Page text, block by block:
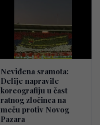
Neviđena sramota:
Delije napravile
koreografiju u čast
ratnog zločinca na
meču protiv Novog
Pazara